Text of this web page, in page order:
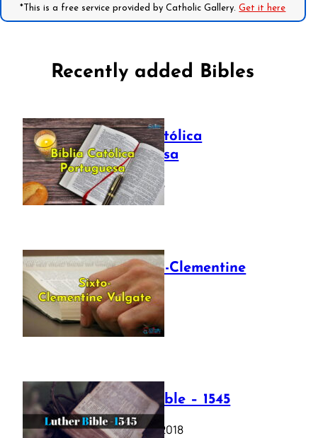
*This is a free service provided by Catholic Gallery.Get it here
Recently added Bibles
Bíblia Católica
Portuguesa
July 16, 2025
The Sixto-Clementine
Vulgate
July 12, 2025
Luther Bible – 1545
October 17, 2018